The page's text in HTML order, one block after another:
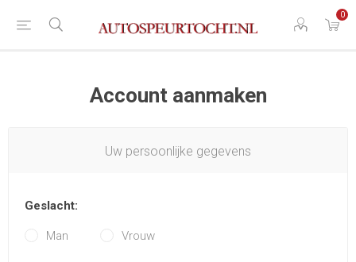
0
Account aanmaken
Uw persoonlijke gegevens
Geslacht:
Man Vrouw